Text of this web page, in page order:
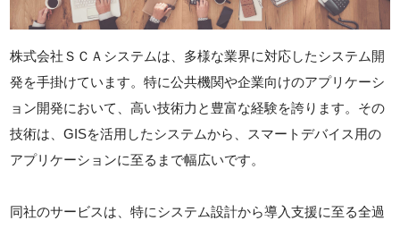
株式会社ＳＣＡシステムは、多様な業界に対応したシステム開
発を手掛けています。特に公共機関や企業向けのアプリケーシ
ョン開発において、高い技術力と豊富な経験を誇ります。その
技術は、GISを活用したシステムから、スマートデバイス用の
アプリケーションに至るまで幅広いです。
同社のサービスは、特にシステム設計から導入支援に至る全過